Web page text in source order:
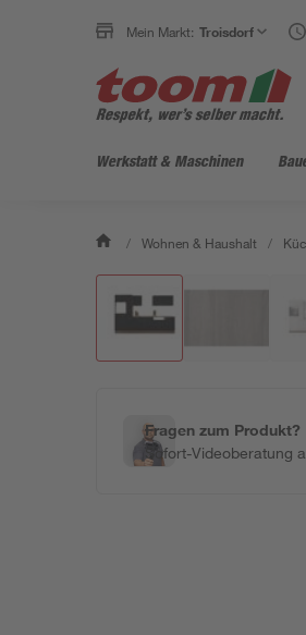
Mein Markt: Troisdorf
Werkstatt & Maschinen
/ Wohnen & Haushalt /
Fragen zum Produkt?
Sofort-Videoberatung